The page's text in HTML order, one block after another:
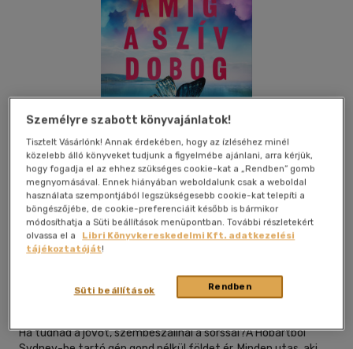
Beleolvasok Kívánságlistához adom Megosztom
General Press Könyvkiadó| 2026|magyar nyelvű
Ha tudnád a jövőt, szembeszállnál a sorssal?A Hobartból
Személyre szabott könyvajánlatok!
Tisztelt Vásárlónk! Annak érdekében, hogy az ízléséhez minél
közelebb álló könyveket tudjunk a figyelmébe ajánlani, arra kérjük,
hogy fogadja el az ehhez szükséges cookie-kat a „Rendben” gomb
megnyomásával. Ennek hiányában weboldalunk csak a weboldal
használata szempontjából legszükségesebb cookie-kat telepíti a
böngészőjébe, de cookie-preferenciáit később is bármikor
módosíthatja a Süti beállítások menüpontban. További részletekért
olvassa el a
Libri Könyvkereskedelmi Kft. adatkezelési
tájékoztatóját!
Rendben
Süti beállítások